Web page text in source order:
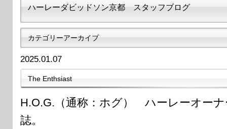
ハーレーダビッドソン京都 スタッフブログ
カテゴリーアーカイブ
2025.01.07
The Enthsiast
H.O.G.（通称：ホグ） ハーレーオー
誌。